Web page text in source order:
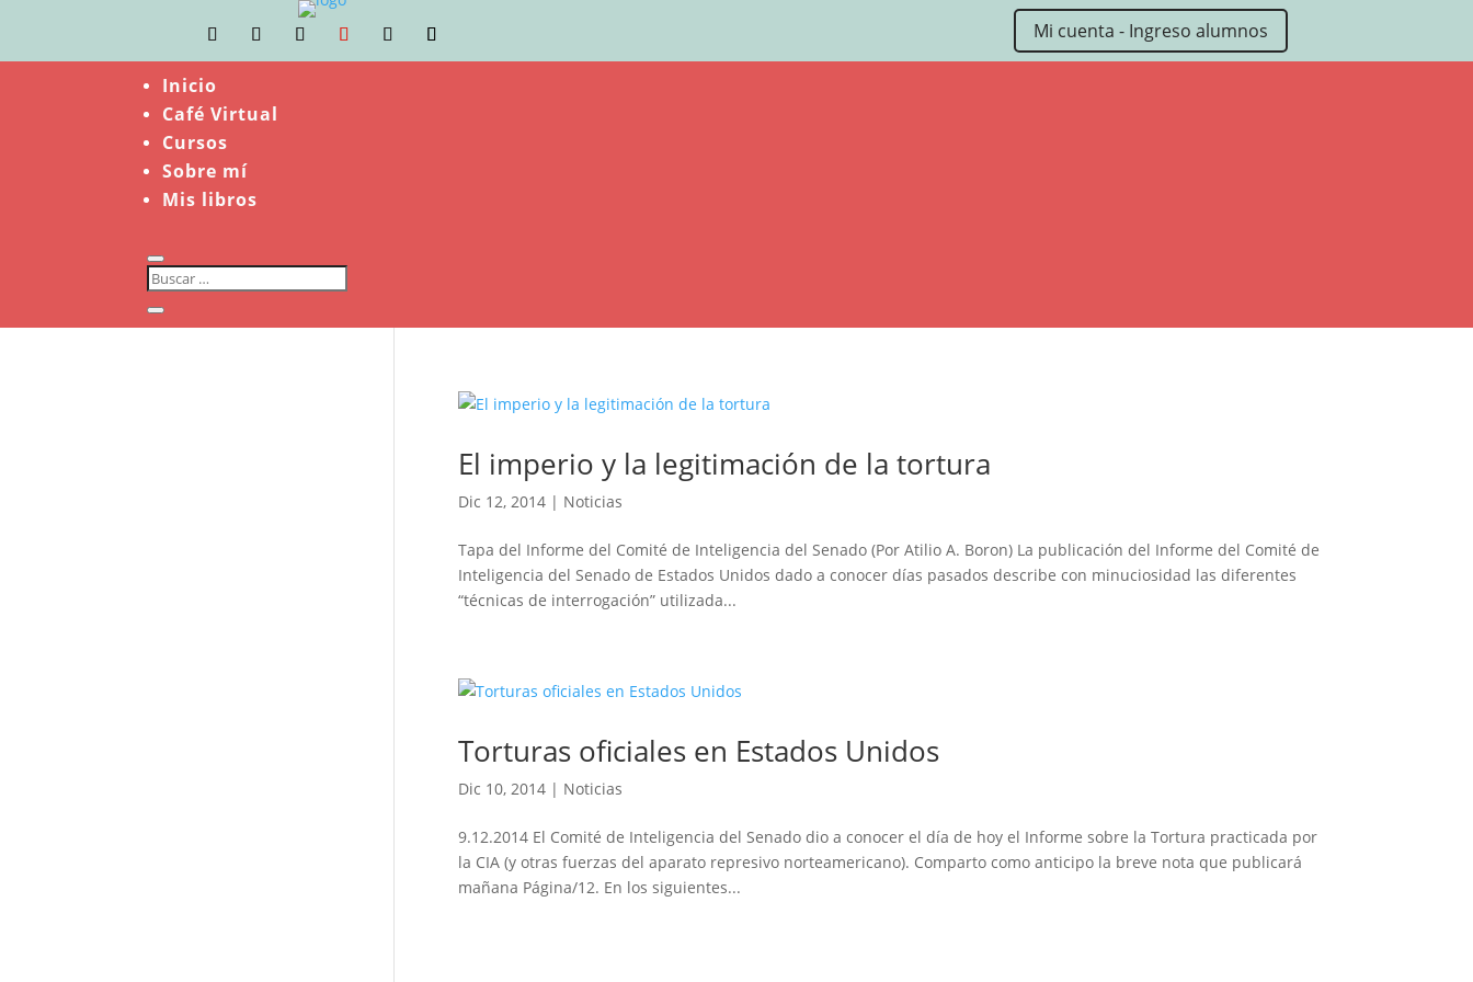
Mi cuenta - Ingreso alumnos
Inicio
Café Virtual
Cursos
Sobre mí
Mis libros
El imperio y la legitimación de la tortura
Dic 12, 2014| Noticias
Tapa del Informe del Comité de Inteligencia del Senado (Por Atilio A. Boron) La publicación del Informe del Comité de
Inteligencia del Senado de Estados Unidos dado a conocer días pasados describe con minuciosidad las diferentes
“técnicas de interrogación” utilizada...
Torturas oficiales en Estados Unidos
Dic 10, 2014| Noticias
9.12.2014 El Comité de Inteligencia del Senado dio a conocer el día de hoy el Informe sobre la Tortura practicada por
la CIA (y otras fuerzas del aparato represivo norteamericano). Comparto como anticipo la breve nota que publicará
mañana Página/12. En los siguientes...